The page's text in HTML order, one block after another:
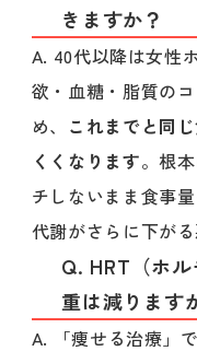
きますか？
A. 40代以降は女性
欲・血糖・脂質の
め、 これまでと同
くくなります。根
チしないまま食事
代謝がさらに下が
Q. HRT（ホ
重は減ります
A. 「痩せる治療」